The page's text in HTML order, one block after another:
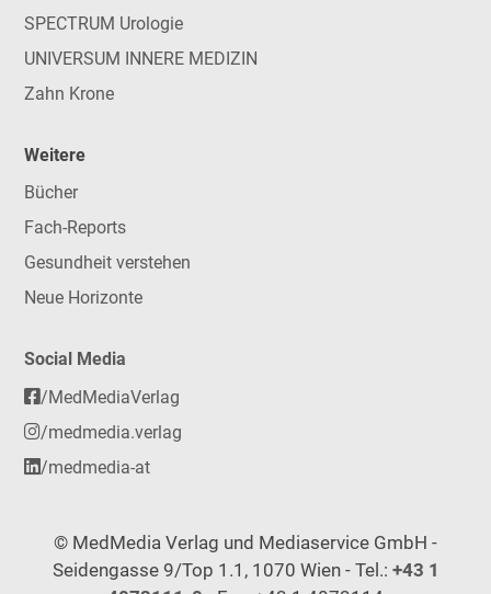
SPECTRUM Urologie
UNIVERSUM INNERE MEDIZIN
Zahn Krone
Weitere
Bücher
Fach-Reports
Gesundheit verstehen
Neue Horizonte
Social Media
/MedMediaVerlag
/medmedia.verlag
/medmedia-at
© MedMedia Verlag und Mediaservice GmbH -
Seidengasse 9/Top 1.1, 1070 Wien - Tel.: +43 1